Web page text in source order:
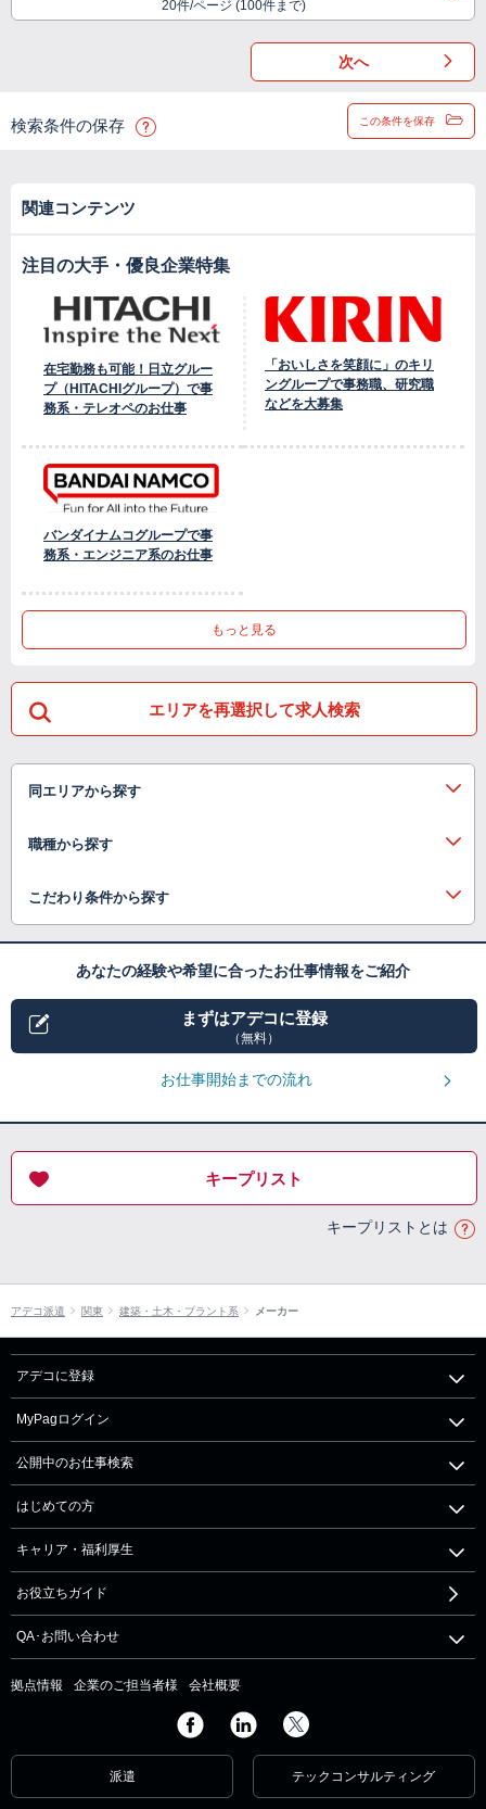
20件/ページ (100件まで)
次へ
検索条件の保存 この条件を保存
関連コンテンツ
注目の大手・優良企業特集
在宅勤務も可能！日立グルー
プ（HITACHIグループ）で事
務系・テレオペのお仕事
「おいしさを笑顔に」のキリ
ングループで事務職、研究職
などを大募集
バンダイナムコグループで事
務系・エンジニア系のお仕事
もっと見る
エリアを再選択して求人検索
同エリアから探す
職種から探す
こだわり条件から探す
あなたの経験や希望に合ったお仕事情報をご紹介
まずはアデコに登録
（無料）
お仕事開始までの流れ
キープリスト
キープリストとは
アデコ派遣 関東 建築・土木・プラント系 メーカー
アデコに登録
MyPagログイン
公開中のお仕事検索
はじめての方
キャリア・福利厚生
お役立ちガイド
QA･お問い合わせ
拠点情報 企業のご担当者様 会社概要
派遣 テックコンサルティング